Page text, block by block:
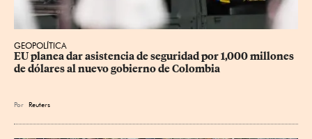
GEOPOLÍTICA
EU planea dar asistencia de seguridad por 1,000 millones
de dólares al nuevo gobierno de Colombia
Por Reuters